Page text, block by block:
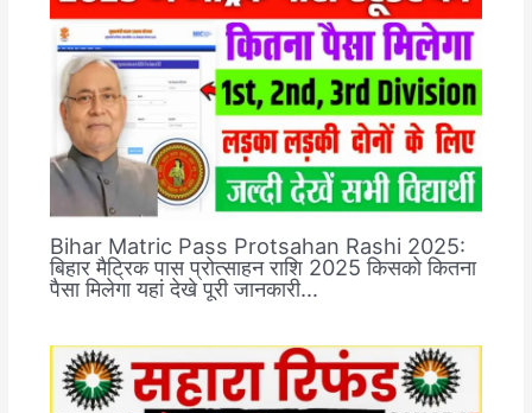
Bihar Matric Pass Protsahan Rashi 2025:
बिहार मैट्रिक पास प्रोत्साहन राशि 2025 किसको कितना
पैसा मिलेगा यहां देखे पूरी जानकारी…